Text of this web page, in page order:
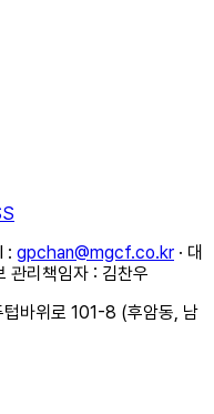
: gpchan@mgcf.co.kr · 대
리책임자 : 김찬우
텁바위로 101-8 (후암동, 남